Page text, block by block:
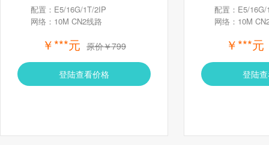
配置：E5/16G/1T/2IP
网络：10M CN2线路
￥***元 原价￥799
登陆查看价格
配置：E5/
网络：10M
￥***元
登陆